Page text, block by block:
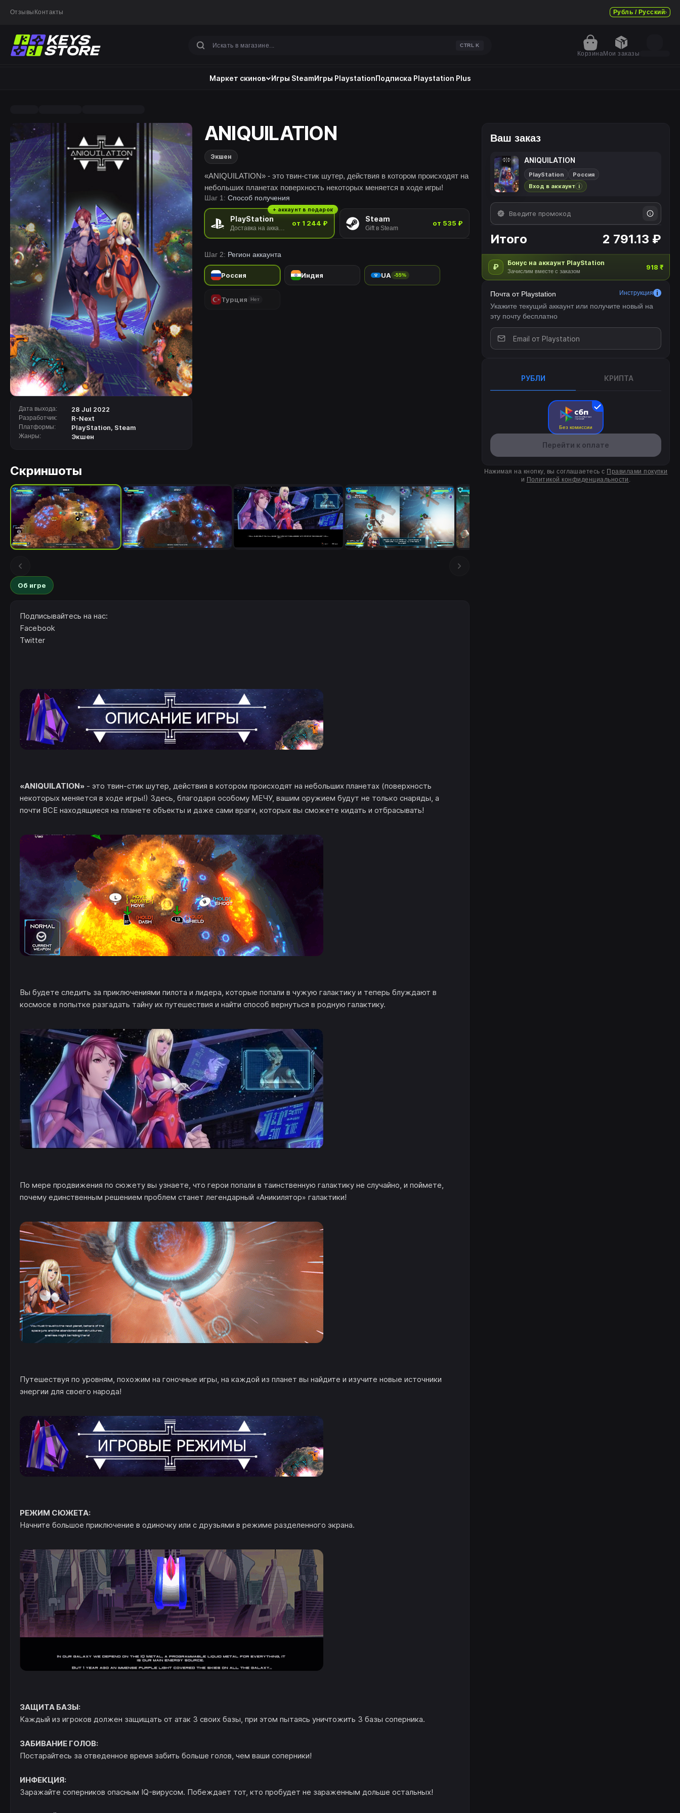
Отзывы Контакты Рубль / Русский
CTRL K
КорзинаМои заказы
Маркет скинов Игры SteamИгры PlaystationПодписка Playstation Plus
Дата выхода: 28 Jul 2022
Разработчик: R-Next
Платформы: PlayStation, Steam
Жанры: Экшен
ANIQUILATION
Экшен
«ANIQUILATION» - это твин-стик шутер, действия в котором происходят на
небольших планетах поверхность некоторых меняется в ходе игры!
Шаг 1: Способ получения
PlayStation
Доставка на аккаунт
от 1 244 ₽
+ аккаунт в подарок
Steam
Gift в Steam
от 535 ₽
Шаг 2: Регион аккаунта
Россия Индия UA -55%
Турция Нет
Ваш заказ
ANIQUILATION
PlayStation
Россия
Вход в аккаунт
i
Итого 2 791.13 ₽
₽ Бонус на аккаунт PlayStation
Зачислим вместе с заказом
918 ₹
Почта от Playstation
Укажите текущий аккаунт или получите новый на
эту почту бесплатно
Инструкция
РУБЛИ КРИПТА
Без комиссии
Перейти к оплате
Нажимая на кнопку, вы соглашаетесь с Правилами покупки
и Политикой конфиденциальности .
Скриншоты
Об игре
Подписывайтесь на нас:
Facebook
Twitter
«ANIQUILATION» - это твин-стик шутер, действия в котором происходят на небольших планетах (поверхность
некоторых меняется в ходе игры!) Здесь, благодаря особому МЕЧУ, вашим оружием будут не только снаряды, а
почти ВСЕ находящиеся на планете объекты и даже сами враги, которых вы сможете кидать и отбрасывать!
Вы будете следить за приключениями пилота и лидера, которые попали в чужую галактику и теперь блуждают в
космосе в попытке разгадать тайну их путешествия и найти способ вернуться в родную галактику.
По мере продвижения по сюжету вы узнаете, что герои попали в таинственную галактику не случайно, и поймете,
почему единственным решением проблем станет легендарный «Аникилятор» галактики!
Путешествуя по уровням, похожим на гоночные игры, на каждой из планет вы найдите и изучите новые источники
энергии для своего народа!
РЕЖИМ СЮЖЕТА:
Начните большое приключение в одиночку или с друзьями в режиме разделенного экрана.
ЗАЩИТА БАЗЫ:
Каждый из игроков должен защищать от атак 3 своих базы, при этом пытаясь уничтожить 3 базы соперника.
ЗАБИВАНИЕ ГОЛОВ:
Постарайтесь за отведенное время забить больше голов, чем ваши соперники!
ИНФЕКЦИЯ:
Заражайте соперников опасным IQ-вирусом. Побеждает тот, кто пробудет не зараженным дольше остальных!